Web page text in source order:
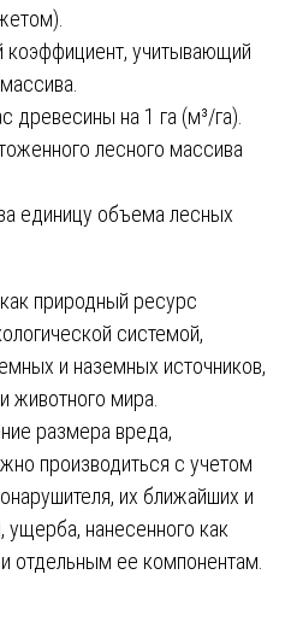
учитывающий
древесины на 1 га (м³/га).
лесного массива
единицу объема лесных
природный ресурс
системой,
и наземных источников,
животного мира.
размера вреда,
производиться с учетом
их ближайших и
ущерба, нанесенного как
отдельным ее компонентам.